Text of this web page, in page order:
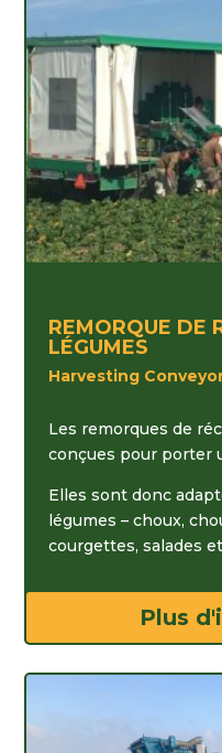
REMORQUE DE
LÉGUMES
Harvesting
Les remorques de
conçues pour porter
Elles sont donc
légumes – choux,
courgettes, salades
Plus